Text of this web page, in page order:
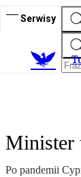
Serwisy
T
Minister
Po pandemii